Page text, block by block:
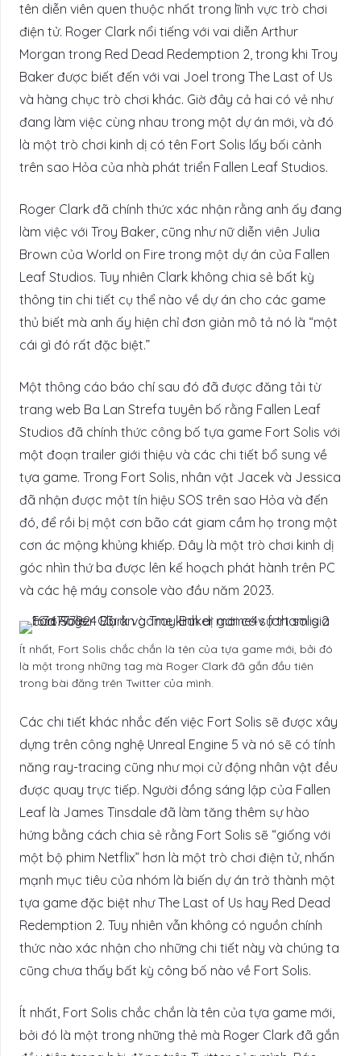
tên diễn viên quen thuộc nhất trong lĩnh vực trò chơi
điện tử. Roger Clark nổi tiếng với vai diễn Arthur
Morgan trong Red Dead Redemption 2, trong khi Troy
Baker được biết đến với vai Joel trong The Last of Us
và hàng chục trò chơi khác. Giờ đây cả hai có vẻ như
đang làm việc cùng nhau trong một dự án mới, và đó
là một trò chơi kinh dị có tên Fort Solis lấy bối cảnh
trên sao Hỏa của nhà phát triển Fallen Leaf Studios.
Roger Clark đã chính thức xác nhận rằng anh ấy đang
làm việc với Troy Baker, cũng như nữ diễn viên Julia
Brown của World on Fire trong một dự án của Fallen
Leaf Studios. Tuy nhiên Clark không chia sẻ bất kỳ
thông tin chi tiết cụ thể nào về dự án cho các game
thủ biết mà anh ấy hiện chỉ đơn giản mô tả nó là “một
cái gì đó rất đặc biệt.”
Một thông cáo báo chí sau đó đã được đăng tải từ
trang web Ba Lan Strefa tuyên bố rằng Fallen Leaf
Studios đã chính thức công bố tựa game Fort Solis với
một đoạn trailer giới thiệu và các chi tiết bổ sung về
tựa game. Trong Fort Solis, nhân vật Jacek và Jessica
đã nhận được một tín hiệu SOS trên sao Hỏa và đến
đó, để rồi bị một cơn bão cát giam cầm họ trong một
cơn ác mộng khủng khiếp. Đây là một trò chơi kinh dị
góc nhìn thứ ba được lên kế hoạch phát hành trên PC
và các hệ máy console vào đầu năm 2023.
Ít nhất, Fort Solis chắc chắn là tên của tựa game mới, bởi đó
là một trong những tag mà Roger Clark đã gắn đầu tiên
trong bài đăng trên Twitter của mình.
Các chi tiết khác nhắc đến việc Fort Solis sẽ được xây
dựng trên công nghệ Unreal Engine 5 và nó sẽ có tính
năng ray-tracing cũng như mọi cử động nhân vật đều
được quay trực tiếp. Người đồng sáng lập của Fallen
Leaf là James Tinsdale đã làm tăng thêm sự hào
hứng bằng cách chia sẻ rằng Fort Solis sẽ “giống với
một bộ phim Netflix” hơn là một trò chơi điện tử, nhấn
mạnh mục tiêu của nhóm là biến dự án trở thành một
tựa game đặc biệt như The Last of Us hay Red Dead
Redemption 2. Tuy nhiên vẫn không có nguồn chính
thức nào xác nhận cho những chi tiết này và chúng ta
cũng chưa thấy bất kỳ công bố nào về Fort Solis.
Ít nhất, Fort Solis chắc chắn là tên của tựa game mới,
bởi đó là một trong những thẻ mà Roger Clark đã gắn